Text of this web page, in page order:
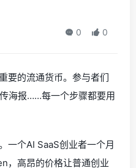
0 0
要的流通货币。参与者们
海报……每一个步骤都要用
一个AI SaaS创业者一个月
，高昂的价格让普通创业